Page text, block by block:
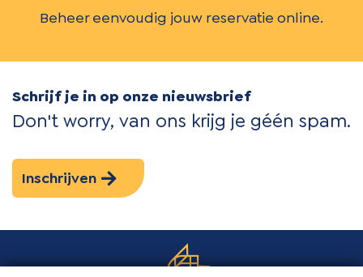
Beheer eenvoudig jouw reservatie online.
Schrijf je in op onze nieuwsbrief
Don't worry, van ons krijg je géén spam.
Inschrijven